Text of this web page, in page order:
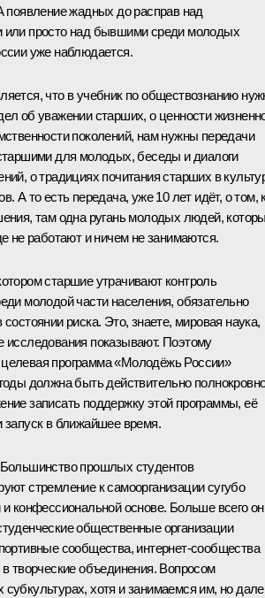
появление жадных до расправ над
или просто над бывшими среди молодых
уже наблюдается.
что в учебник по обществознанию
об уважении старших, о ценности
поколений, нам нужны передачи
для молодых, беседы и диалоги
о традициях почитания старших в
А то есть передача, уже 10 лет идёт, о том,
там одна ругань молодых людей,
не работают и ничем не занимаются.
старшие утрачивают контроль
молодой части населения, обязательно
состоянии риска. Это, знаете, мировая наука,
исследования показывают. Поэтому
программа «Молодёжь России»
должна быть действительно
записать поддержку этой программы, её
запуск в ближайшее время.
прошлых студентов
стремление к самоорганизации сугубо
и конфессиональной основе. Больше всего
общественные организации
сообщества, интернет-сообщества
творческие объединения. Вопросом
хотя и занимаемся им, но